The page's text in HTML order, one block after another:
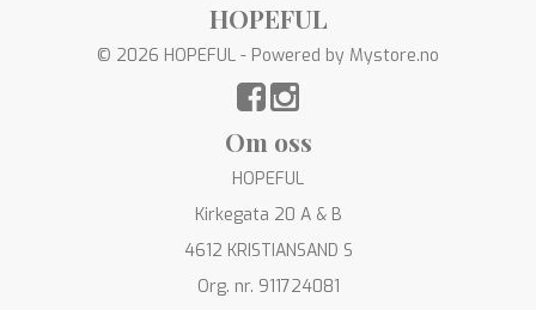
HOPEFUL
© 2026 HOPEFUL - Powered by Mystore.no
Om oss
HOPEFUL
Kirkegata 20 A & B
4612 KRISTIANSAND S
Org. nr. 911724081